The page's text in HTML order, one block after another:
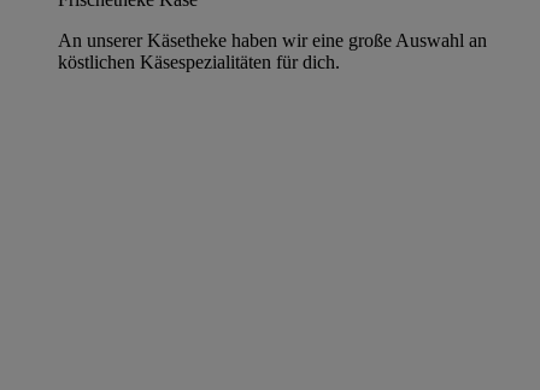
An unserer Käsetheke haben wir eine große Auswahl an
köstlichen Käsespezialitäten für dich.